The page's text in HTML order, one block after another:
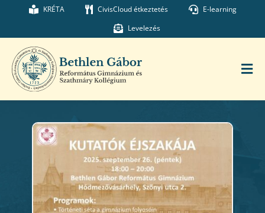
Kihagyás KRÉTA CivisCloud étkeztetés
E-learning
Levelezés
Iskolánk
Munkatársaink